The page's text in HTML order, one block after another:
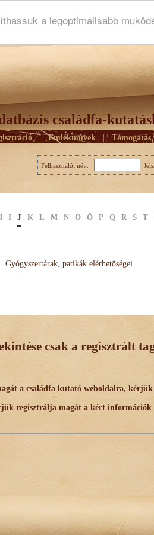
a legoptimálisabb
családfa-
| Emlékmûvek | Támogatás
Felhasználói név:
I J K L M N O Ö P Q R S T
Gyógyszertárak, patikák elérhetöségei
csak a regisztrált
a családfa kutató weboldalra, kérjük
regisztrálja magát a kért információk